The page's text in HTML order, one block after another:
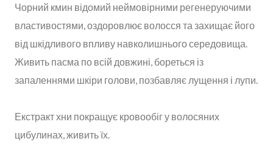
Чорний кмин відомий неймовірними регенеруючими
властивостями, оздоровлює волосся та захищає його
від шкідливого впливу навколишнього середовища.
Живить пасма по всій довжині, бореться із
запаленнями шкіри голови, позбавляє лущення і лупи.
Екстракт хни покращує кровообіг у волосяних
цибулинах, живить їх.